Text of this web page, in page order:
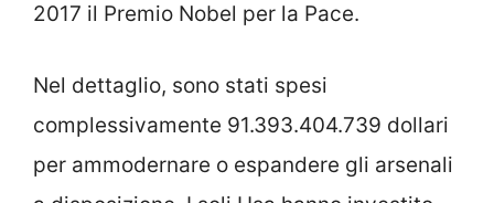
2017 il Premio Nobel per la Pace.
Nel dettaglio, sono stati spesi
complessivamente 91.393.404.739 dollari
per ammodernare o espandere gli arsenali